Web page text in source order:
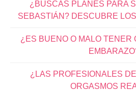
¿BUSCAS PLANES PARA
SEBASTIÁN? DESCUBRE
¿ES BUENO O MALO TENER
¿LAS PROFESIONALES
ORGASMOS